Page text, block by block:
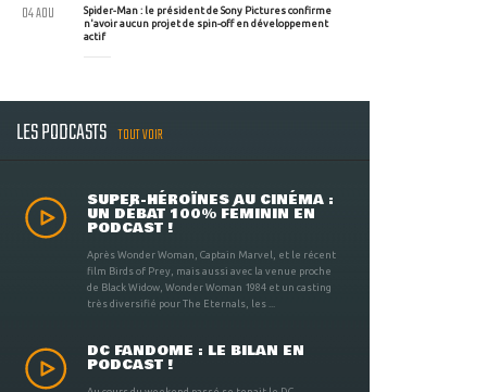
Spider-Man : le président de Sony Pictures confirme
n'avoir aucun projet de spin-off en développement
actif
04 AOU
LES PODCASTS TOUT VOIR
SUPER-HÉROÏNES AU CINÉMA :
UN DÉBAT 100% FÉMININ EN
PODCAST !
Après Wonder Woman, Captain Marvel, et le récent
film Birds of Prey, mais aussi avec la venue proche
de Black Widow, Wonder Woman 1984 et un casting
très diversifié pour The Eternals, les ...
DC FANDOME : LE BILAN EN
PODCAST !